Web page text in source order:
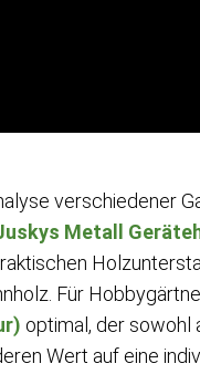
verschiedener
Metall
Für
optimal, der sowohl
Wert auf eine